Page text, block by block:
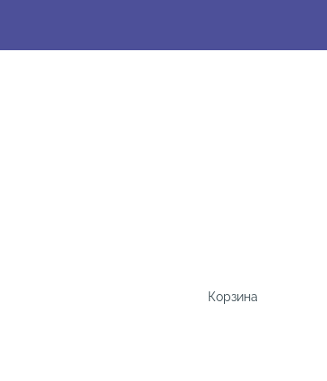
Корзина